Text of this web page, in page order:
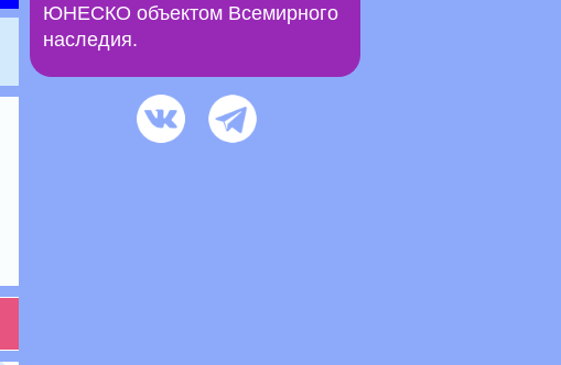
ЮНЕСКО объектом Всемирного
наследия.